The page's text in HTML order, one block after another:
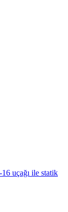
uçağı ile statik